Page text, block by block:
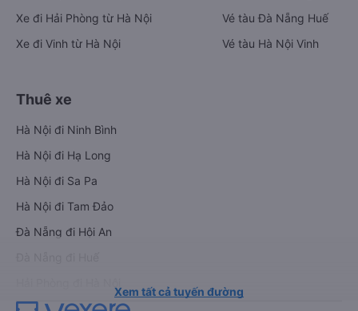
Xe đi Hải Phòng từ Hà Nội
Xe đi Vinh từ Hà Nội
Vé tàu Đà Nẵng Huế
Vé tàu Hà Nội Vinh
Thuê xe
Hà Nội đi Ninh Bình
Hà Nội đi Hạ Long
Hà Nội đi Sa Pa
Hà Nội đi Tam Đảo
Đà Nẵng đi Hội An
Xem tất cả tuyến đường